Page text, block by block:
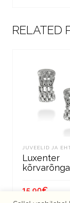
RELATED
JUVEELID JA
Luxenter
15.90€